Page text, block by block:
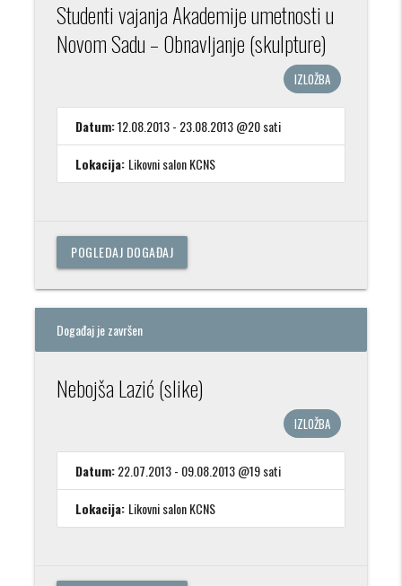
Studenti vajanja Akademije umetnosti u
Novom Sadu – Obnavljanje (skulpture)
IZLOŽBA
Datum:12.08.2013 - 23.08.2013 @20 sati
Lokacija: Likovni salon KCNS
POGLEDAJ DOGAĐAJ
Događaj je završen
Nebojša Lazić (slike)
IZLOŽBA
Datum:22.07.2013 - 09.08.2013 @19 sati
Lokacija: Likovni salon KCNS